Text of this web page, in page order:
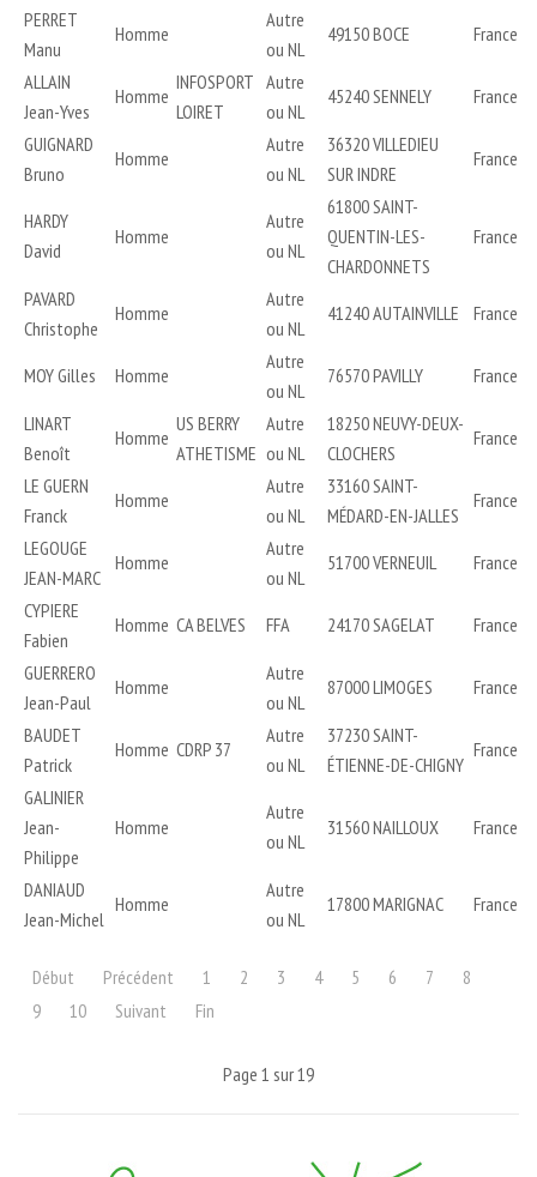
PERRET
Manu
Homme
Autre
ou NL
49150 BOCE
France
ALLAIN
Jean-Yves
Homme
INFOSPORT
LOIRET
Autre
ou NL
45240 SENNELY
France
GUIGNARD
Bruno
Homme
Autre
ou NL
36320 VILLEDIEU
SUR INDRE
France
HARDY
David
Homme
Autre
ou NL
61800 SAINT-
QUENTIN-LES-
CHARDONNETS
France
PAVARD
Christophe
Homme
Autre
ou NL
41240 AUTAINVILLE France
MOY Gilles Homme
Autre
ou NL
76570 PAVILLY
France
LINART
Benoît
Homme
US BERRY
ATHETISME
Autre
ou NL
18250 NEUVY-DEUX-
CLOCHERS
France
LE GUERN
Franck
Homme
Autre
ou NL
33160 SAINT-
MÉDARD-EN-JALLES
France
LEGOUGE
JEAN-MARC
Homme
Autre
ou NL
51700 VERNEUIL
France
CYPIERE
Fabien
Homme CA BELVES FFA 24170 SAGELAT
France
GUERRERO
Jean-Paul
Homme
Autre
ou NL
87000 LIMOGES
France
BAUDET
Patrick
Homme CDRP 37
Autre
ou NL
37230 SAINT-
ÉTIENNE-DE-CHIGNY
France
GALINIER
Jean-
Philippe
Homme
Autre
ou NL
31560 NAILLOUX France
DANIAUD
Jean-Michel
Homme
Autre
ou NL
17800 MARIGNAC France
Début Précédent 1 2 3 4 5 6 7
8
9
10 Suivant Fin
Page 1 sur 19